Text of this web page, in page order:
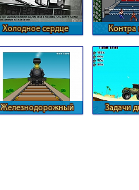
Холодное сердце
Контра
Железнодорожный
Задачи